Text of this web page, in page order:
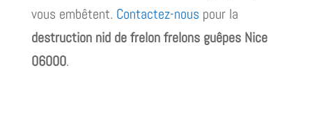
vous embêtent. Contactez-nous pour la
destruction nid de frelon frelons guêpes Nice
06000.